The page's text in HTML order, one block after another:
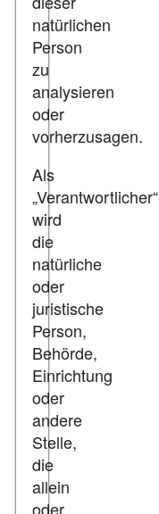
natürlichen
Person
zu
analysieren
oder
vorherzusagen.
Als
„Verantwortlicher“
wird
die
natürliche
oder
juristische
Person,
Behörde,
Einrichtung
oder
andere
Stelle,
die
allein
oder